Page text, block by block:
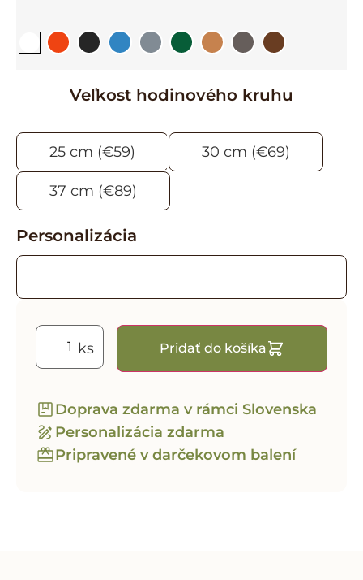
Veľkost hodinového kruhu
25 cm (€59) 30 cm (€69)
37 cm (€89)
Personalizácia
Pridať do košíka
Doprava zdarma v rámci Slovenska
Personalizácia zdarma
Pripravené v darčekovom balení